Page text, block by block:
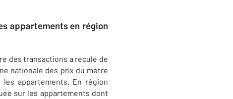
appartements en région
des transactions a reculé de
nationale des prix du mètre
appartements. En région
sur les appartements dont